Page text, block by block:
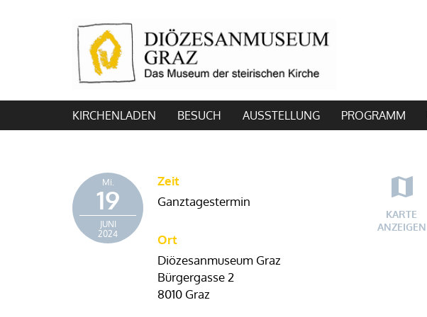
KIRCHENLADEN BESUCH AUSSTELLUNG PROGRAMM
Mi.
19
JUNI
2024
Zeit
Ganztagestermin
Ort
Diözesanmuseum Graz
Bürgergasse 2
8010 Graz
KARTE
ANZEIGEN